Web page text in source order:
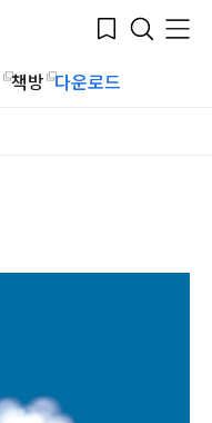
Bookmark
Search
Menu
책방 다운로드